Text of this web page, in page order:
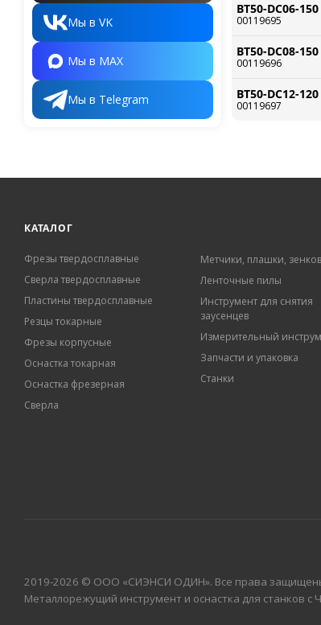
BT50-DC06-150
00119695
BT50-DC08-150
00119696
BT50-DC12-120
00119697
Мы в VK
Мы в MAX
Мы в Telegram
КАТАЛОГ
Фрезы твердосплавные
Сверла твердосплавные
Пластины твердосплавные
Резцы токарные
Фрезы корпусные
Оснастка токарная
Оснастка фрезерная
Сверла
Метчики, плашки,
Ленточные пилы
Инструмент для снятия
заусенцев
Измерительный
Запчасти и упаковка
Станки
2019-2026 © ООО «СИЭНСИ ОДИН». Все права
Металлорежущий инструмент и оснастка для станков с